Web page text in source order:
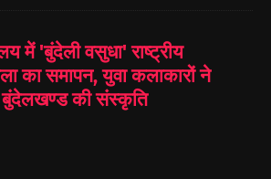
में 'बुंदेली वसुधा' राष्ट्रीय
का समापन, युवा कलाकारों ने
की संस्कृति